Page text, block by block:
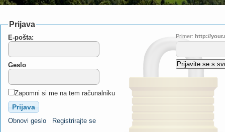
Prijava
E-pošta:
Geslo
Zapomni si me na tem računalniku
Obnovi geslo Registrirajte se
Primer: http://